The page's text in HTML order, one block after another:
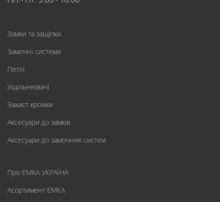
Замки та защіпки
Замочні системи
Петлі
Ущільнювачі
Захист кромки
Аксесуари до замків
Аксесуари до замочних систем
Про ЕМКА УКРАЇНА
Асортимент ЕМКА